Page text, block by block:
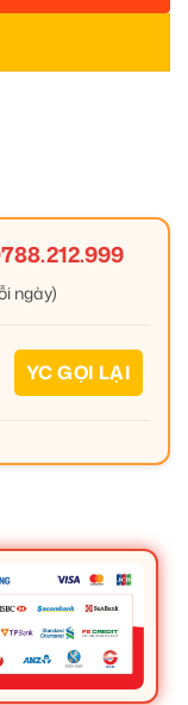
ngày)